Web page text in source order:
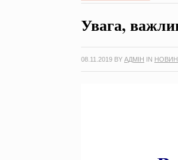
Увага,
08.11.2019 BY АДМІН IN